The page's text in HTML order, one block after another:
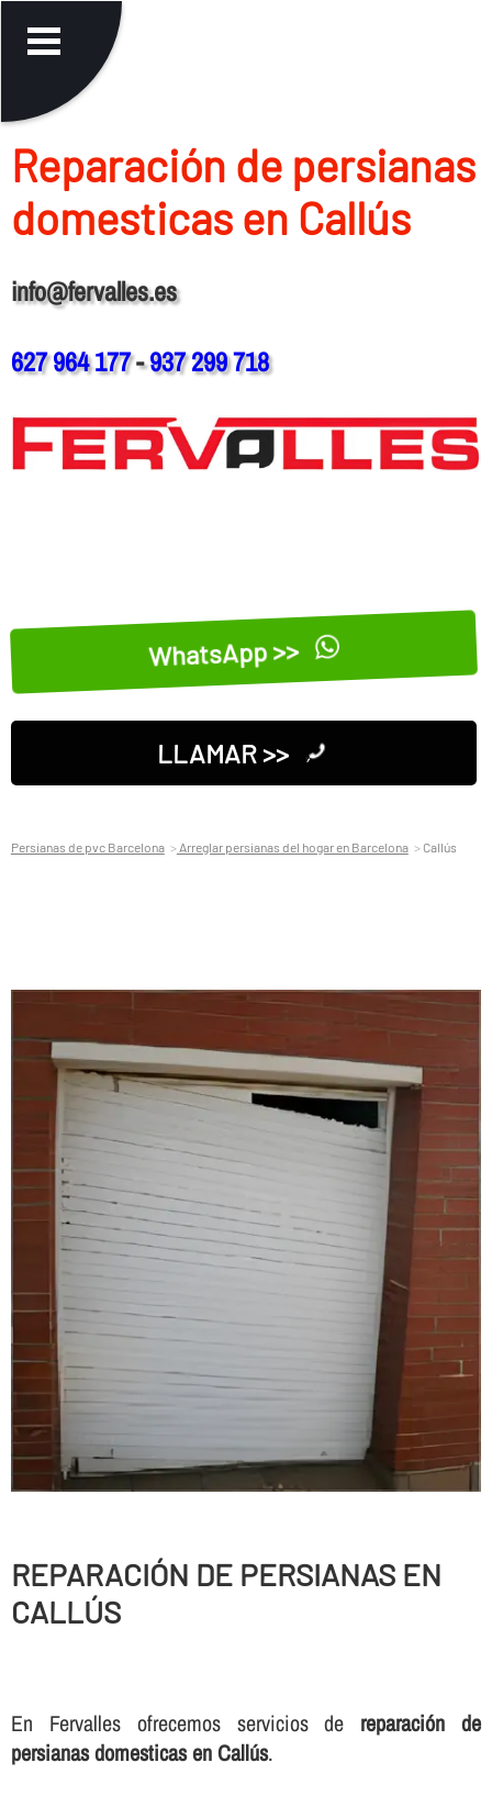
Reparación de persianas
domesticas en Callús
info@fervalles.es
627 964 177-937 299 718
WhatsApp >>
LLAMAR >>
Persianas de pvc Barcelona Arreglar persianas del hogar en Barcelona Callús
REPARACIÓN DE PERSIANAS EN
CALLÚS
En Fervalles ofrecemos servicios de reparación de
persianas domesticas en Callús.